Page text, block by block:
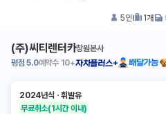
5인 1개
(주)씨티렌터카창원본사
평점 5.0예약수 10+자차플러스+ 배달가능
2024년식 ㆍ휘발유
무료취소(1시간 이내)